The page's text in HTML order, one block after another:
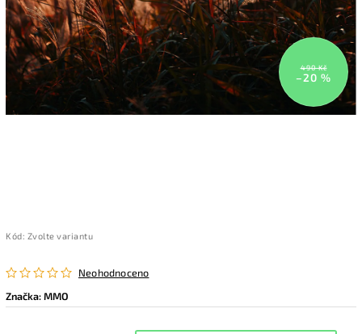
490 Kč
–20 %
Kód: Zvolte variantu
Neohodnoceno
Značka:MMO